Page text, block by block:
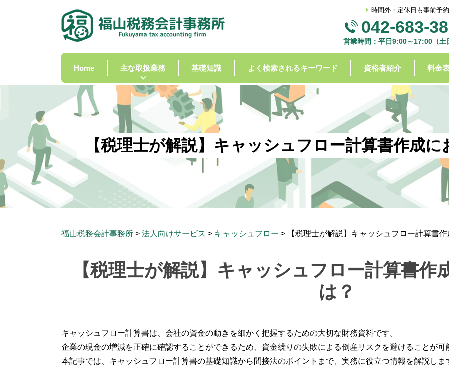
【税理士が解説】キャッシュフロー計算書作成
時間外・定休日も事前予
042-683-
営業時間：平日9:00～17:00（土
Home 主な取扱業務 基礎知識 よく検索されるキーワード 資格者紹介 料金
福山税務会計事務所 > 法人向けサービス > キャッシュフロー > 【税理士が解説】キャッシュフロー計算書
【税理士が解説】キャッシュフロー計算書作
は？
キャッシュフロー計算書は、会社の資金の動きを細かく把握するための大切な財務資料です。
企業の現金の増減を正確に確認することができるため、資金繰りの失敗による倒産リスクを避けることが可
本記事では、キャッシュフロー計算書の基礎知識から間接法のポイントまで、実務に役立つ情報を解説しま